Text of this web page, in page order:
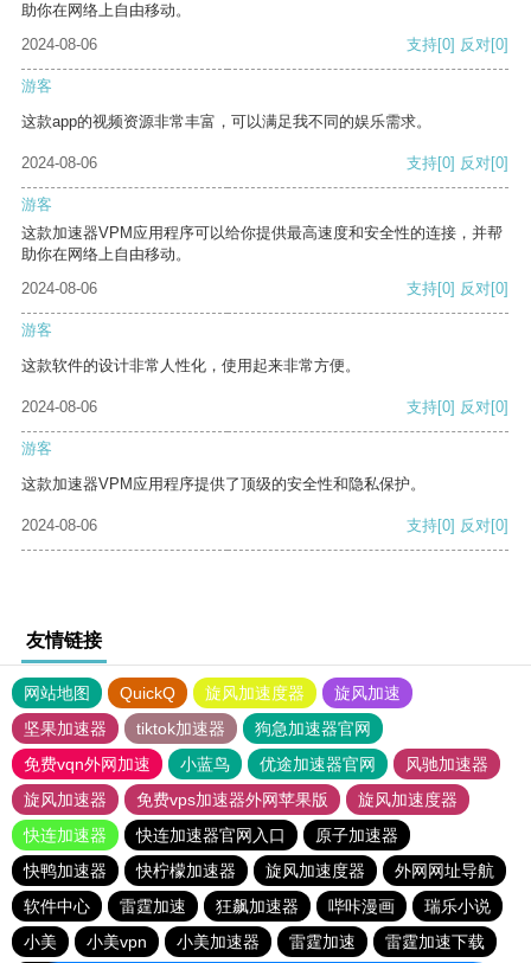
助你在网络上自由移动。
2024-08-06
支持[0] 反对[0]
游客
这款app的视频资源非常丰富，可以满足我不同的娱乐需求。
2024-08-06 支持[0] 反对[0]
游客
这款加速器VPM应用程序可以给你提供最高速度和安全性的连接，并帮
助你在网络上自由移动。
2024-08-06
支持[0] 反对[0]
游客
这款软件的设计非常人性化，使用起来非常方便。
2024-08-06 支持[0] 反对[0]
游客
这款加速器VPM应用程序提供了顶级的安全性和隐私保护。
2024-08-06 支持[0] 反对[0]
友情链接
网站地图 QuickQ 旋风加速度器
旋风加速
坚果加速器
tiktok加速器
狗急加速器官网
免费vqn外网加速
小蓝鸟 优途加速器官网
风驰加速器
旋风加速器
免费vps加速器外网苹果版
旋风加速度器
快连加速器
快连加速器官网入口
原子加速器
快鸭加速器
快柠檬加速器 旋风加速度器
外网网址导航
软件中心
雷霆加速 狂飙加速器 哔咔漫画
瑞乐小说
小美
小美vpn 小美加速器 雷霆加速 雷霆加速下载